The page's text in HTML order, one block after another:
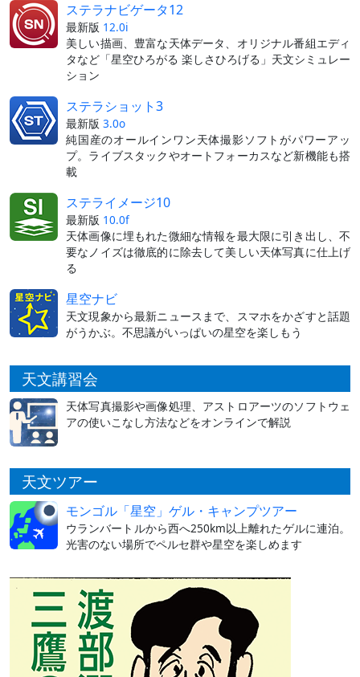
ステラナビゲータ12
最新版 12.0i
美しい描画、豊富な天体データ、オリジナル番組エディ
タなど「星空ひろがる 楽しさひろげる」天文シミュレー
ション
ステラショット3
最新版 3.0o
純国産のオールインワン天体撮影ソフトがパワーアッ
プ。ライブスタックやオートフォーカスなど新機能も搭
載
ステライメージ10
最新版 10.0f
天体画像に埋もれた微細な情報を最大限に引き出し、不
要なノイズは徹底的に除去して美しい天体写真に仕上げ
る
星空ナビ
天文現象から最新ニュースまで、スマホをかざすと話題
がうかぶ。不思議がいっぱいの星空を楽しもう
天文講習会
天体写真撮影や画像処理、アストロアーツのソフトウェ
アの使いこなし方法などをオンラインで解説
天文ツアー
モンゴル「星空」ゲル・キャンプツアー
ウランバートルから西へ250km以上離れたゲルに連泊。
光害のない場所でペルセ群や星空を楽しめます